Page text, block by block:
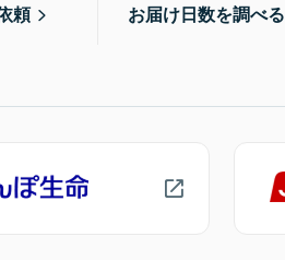
頼 お届け日数を調べる